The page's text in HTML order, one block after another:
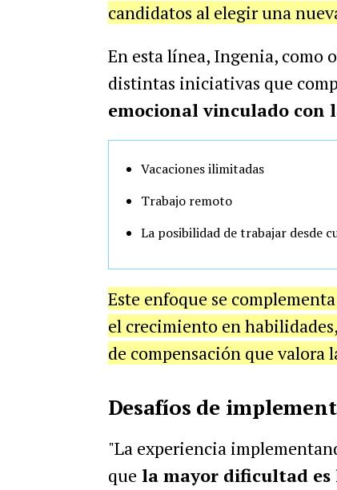
candidatos al elegir una
En esta línea, Ingenia, como
distintas iniciativas que
emocional vinculado con
Vacaciones ilimitadas
Trabajo remoto
La posibilidad de trabajar desde
Este enfoque se
el crecimiento en
de compensación que valora
Desafíos de
"La experiencia
que la mayor dificultad